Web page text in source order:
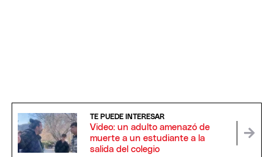
TE PUEDE INTERESAR
Video: un adulto amenazó de
muerte a un estudiante a la
salida del colegio